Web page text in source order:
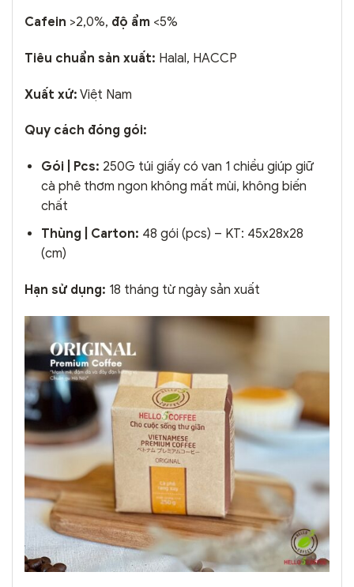
Cafein >2,0%, độ ẩm <5%
Tiêu chuẩn sản xuất: Halal, HACCP
Xuất xứ: Việt Nam
Quy cách đóng gói:
Gói | Pcs: 250G túi giấy có van 1 chiều giúp giữ
cà phê thơm ngon không mất mùi, không biến
chất
Thùng | Carton: 48 gói (pcs) – KT: 45x28x28
(cm)
Hạn sử dụng: 18 tháng từ ngày sản xuất